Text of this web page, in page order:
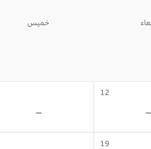
خميس
12
-
-
19